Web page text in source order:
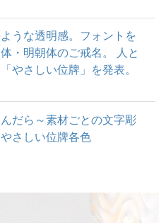
うな透明感。フォントを
・明朝体のご戒名。 人と
やさしい位牌」を発表。
だら～素材ごとの文字彫
さしい位牌各色